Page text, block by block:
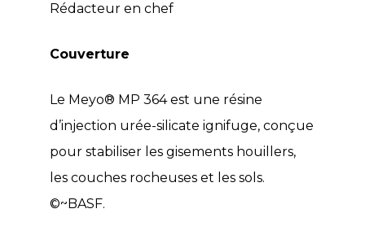
Rédacteur en chef
Couverture
Le Meyo® MP 364 est une résine
d’injection urée-silicate ignifuge, conçue
pour stabiliser les gisements houillers,
les couches rocheuses et les sols.
©~BASF.